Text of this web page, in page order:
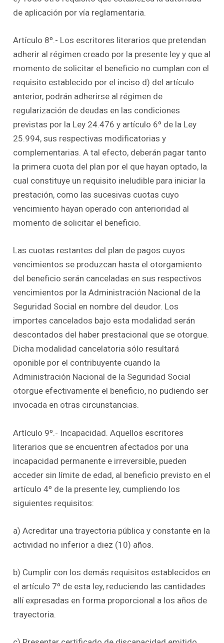
de aplicación por vía reglamentaria.
Artículo 8º.- Los escritores literarios que pretendan
adherir al régimen creado por la presente ley y que al
momento de solicitar el beneficio no cumplan con el
requisito establecido por el inciso d) del artículo
anterior, podrán adherirse al régimen de
regularización de deudas en las condiciones
previstas por la Ley 24.476 y artículo 6º de la Ley
25.994, sus respectivas modificatorias y
complementarias. A tal efecto, deberán pagar tanto
la primera cuota del plan por el que hayan optado, la
cual constituye un requisito ineludible para iniciar la
prestación, como las sucesivas cuotas cuyo
vencimiento hayan operado con anterioridad al
momento de solicitar el beneficio.
Las cuotas restantes del plan de pagos cuyos
vencimientos se produzcan hasta el otorgamiento
del beneficio serán canceladas en sus respectivos
vencimientos por la Administración Nacional de la
Seguridad Social en nombre del deudor. Los
importes cancelados bajo esta modalidad serán
descontados del haber prestacional que se otorgue.
Dicha modalidad cancelatoria sólo resultará
oponible por el contribuyente cuando la
Administración Nacional de la Seguridad Social
otorgue efectivamente el beneficio, no pudiendo ser
invocada en otras circunstancias.
Artículo 9º.- Incapacidad. Aquellos escritores
literarios que se encuentren afectados por una
incapacidad permanente e irreversible, pueden
acceder sin límite de edad, al beneficio previsto en el
artículo 4º de la presente ley, cumpliendo los
siguientes requisitos:
a) Acreditar una trayectoria pública y constante en la
actividad no inferior a diez (10) años.
b) Cumplir con los demás requisitos establecidos en
el artículo 7º de esta ley, reduciendo las cantidades
allí expresadas en forma proporcional a los años de
trayectoria.